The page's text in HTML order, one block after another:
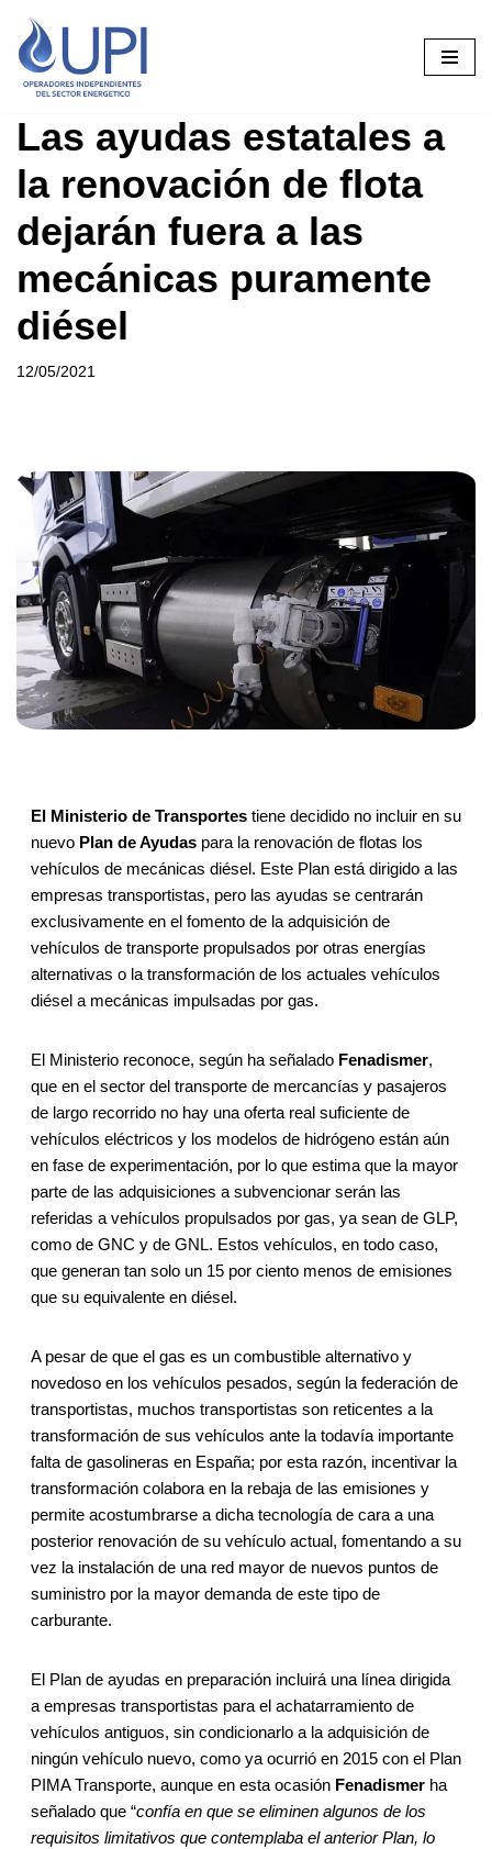
Saltar
al
Las ayudas estatales a
la renovación de flota
dejarán fuera a las
mecánicas puramente
diésel
12/05/2021
El Ministerio de Transportestiene decidido no incluir en su
nuevo Plan de Ayudaspara la renovación de flotas los
vehículos de mecánicas diésel. Este Plan está dirigido a las
empresas transportistas, pero las ayudas se centrarán
exclusivamente en el fomento de la adquisición de
vehículos de transporte propulsados por otras energías
alternativas o la transformación de los actuales vehículos
diésel a mecánicas impulsadas por gas.
El Ministerio reconoce, según ha señalado Fenadismer,
que en el sector del transporte de mercancías y pasajeros
de largo recorrido no hay una oferta real suficiente de
vehículos eléctricos y los modelos de hidrógeno están aún
en fase de experimentación, por lo que estima que la mayor
parte de las adquisiciones a subvencionar serán las
referidas a vehículos propulsados por gas, ya sean de GLP,
como de GNC y de GNL. Estos vehículos, en todo caso,
que generan tan solo un 15 por ciento menos de emisiones
que su equivalente en diésel.
A pesar de que el gas es un combustible alternativo y
novedoso en los vehículos pesados, según la federación de
transportistas, muchos transportistas son reticentes a la
transformación de sus vehículos ante la todavía importante
falta de gasolineras en España; por esta razón, incentivar la
transformación colabora en la rebaja de las emisiones y
permite acostumbrarse a dicha tecnología de cara a una
posterior renovación de su vehículo actual, fomentando a su
vez la instalación de una red mayor de nuevos puntos de
suministro por la mayor demanda de este tipo de
carburante.
El Plan de ayudas en preparación incluirá una línea dirigida
a empresas transportistas para el achatarramiento de
vehículos antiguos, sin condicionarlo a la adquisición de
ningún vehículo nuevo, como ya ocurrió en 2015 con el Plan
PIMA Transporte, aunque en esta ocasión Fenadismerha
señalado que “confía en que se eliminen algunos de los
requisitos limitativos que contemplaba el anterior Plan, lo